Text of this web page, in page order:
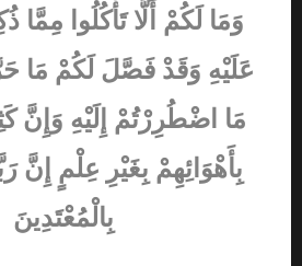
وَمَا لَكُمْ أَلَّا تَأْكُلُوا مِمَّا
عَلَيْهِ وَقَدْ فَصَّلَ لَكُمْ مَا
مَا اضْطُرِرْتُمْ إِلَيْهِ وَإِنَّ
بِأَهْوَائِهِمْ بِغَيْرِ عِلْمٍ إِنَّ
بِالْمُعْتَدِينَ